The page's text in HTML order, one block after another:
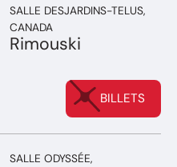
SALLE DESJARDINS-TELUS,
CANADA
Rimouski
BILLETS
SALLE ODYSSÉE,